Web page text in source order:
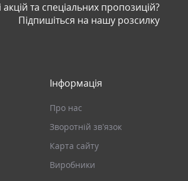
акцій та спеціальних пропозицій?
Підпишіться на нашу розсилку
Інформація
Про нас
Зворотній зв’язок
Карта сайту
Виробники